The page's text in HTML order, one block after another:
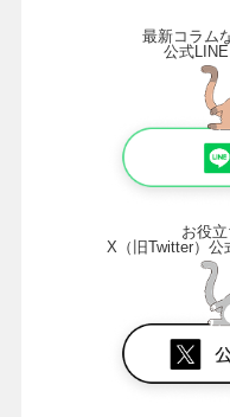
最新コラム
公式
お役
X（旧Twitter）公